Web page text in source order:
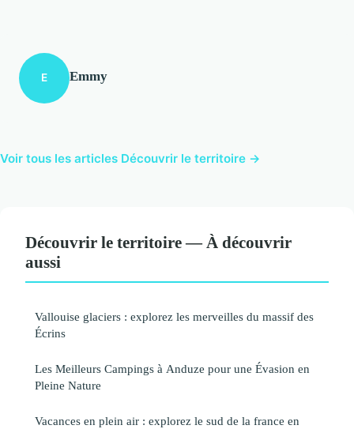
E Emmy
Voir tous les articles Découvrir le territoire →
Découvrir le territoire — À découvrir
aussi
Vallouise glaciers : explorez les merveilles du massif des
Écrins
Les Meilleurs Campings à Anduze pour une Évasion en
Pleine Nature
Vacances en plein air : explorez le sud de la france en